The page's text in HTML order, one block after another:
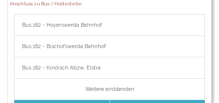
Anschluss zu Bus / Haltestelle:
Bus 182 - Hoyerswerda Bahnhof
Bus 182 - Bischofswerda Bahnhof
Bus 182 - Kindisch Abzw, Elstra
Weitere einblenden